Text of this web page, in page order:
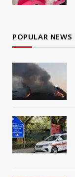
POPULAR NEWS